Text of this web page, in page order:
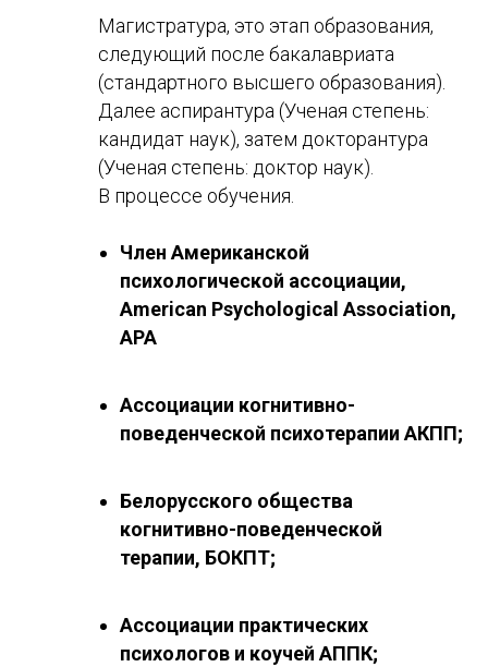
Магистратура, это этап образования,
следующий после бакалавриата
(стандартного высшего образования).
Далее аспирантура (Ученая степень:
кандидат наук), затем докторантура
(Ученая степень: доктор наук).
В процессе обучения.
Член Американской
психологической ассоциации,
American Psychological Association,
APA
Ассоциации когнитивно-
поведенческой психотерапии АКПП;
Белорусского общества
когнитивно-поведенческой
терапии, БОКПТ;
Ассоциации практических
психологов и коучей АППК;